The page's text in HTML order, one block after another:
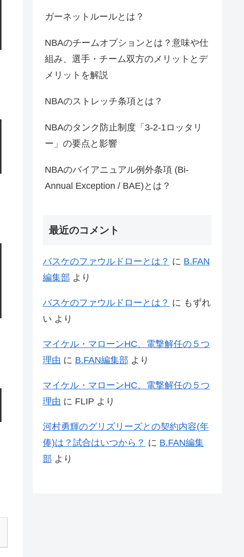
ガーネットルールとは？
NBAのチームオプションとは？意味や仕
組み、選手・チーム双方のメリットとデ
メリットを解説
NBAのストレッチ条項とは？
NBAのタンク防止制度「3-2-1ロッタリ
ー」の要点と影響
NBAのバイアニュアル例外条項 (Bi-
Annual Exception / BAE)とは？
最近のコメント
バスケのファウルドローとは？ に B.FAN
編集部 より
バスケのファウルドローとは？ に もずれ
い より
マイケル・マローンHC、電撃解任の５つ
理由 に B.FAN編集部 より
マイケル・マローンHC、電撃解任の５つ
理由 に FLIP より
河村勇輝のグリズリーズとの契約内容(年
俸)は？試合はいつから？ に B.FAN編集
部 より